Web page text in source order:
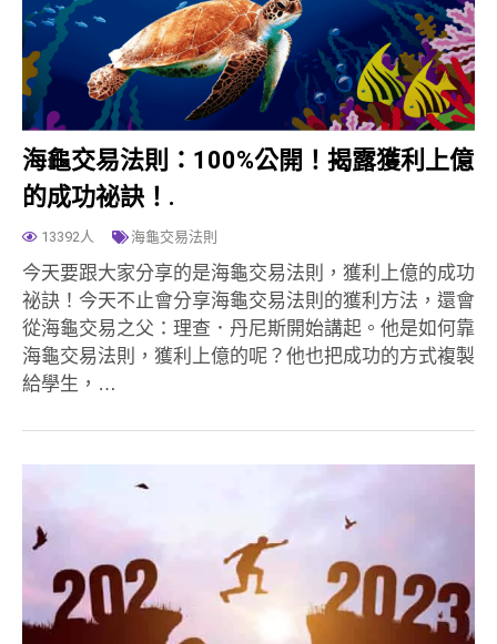
海龜交易法則：100%公開！揭露獲利上億
的成功祕訣！.
13392人 海龜交易法則
今天要跟大家分享的是海龜交易法則，獲利上億的成功
祕訣！今天不止會分享海龜交易法則的獲利方法，還會
從海龜交易之父：理查．丹尼斯開始講起。他是如何靠
海龜交易法則，獲利上億的呢？他也把成功的方式複製
給學生，…